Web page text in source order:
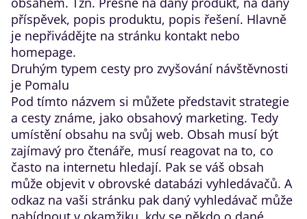
příspěvek, popis produktu, popis řešení. Hlavně
je nepřivádějte na stránku kontakt nebo
homepage.
Druhým typem cesty pro zvyšování návštěvnosti
je Pomalu
Pod tímto názvem si můžete představit strategie
a cesty známe, jako obsahový marketing. Tedy
umístění obsahu na svůj web. Obsah musí být
zajímavý pro čtenáře, musí reagovat na to, co
často na internetu hledají. Pak se váš obsah
může objevit v obrovské databázi vyhledávačů. A
odkaz na vaši stránku pak daný vyhledávač může